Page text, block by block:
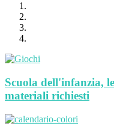
Scuola dell'infanzia,
materiali richiesti